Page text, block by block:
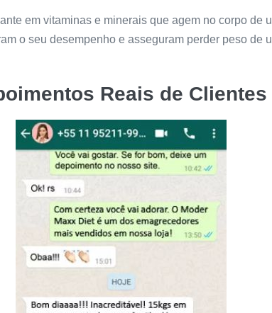
em vitaminas e minerais que agem no corpo de
o seu desempenho e asseguram perder peso de
Reais de Clientes